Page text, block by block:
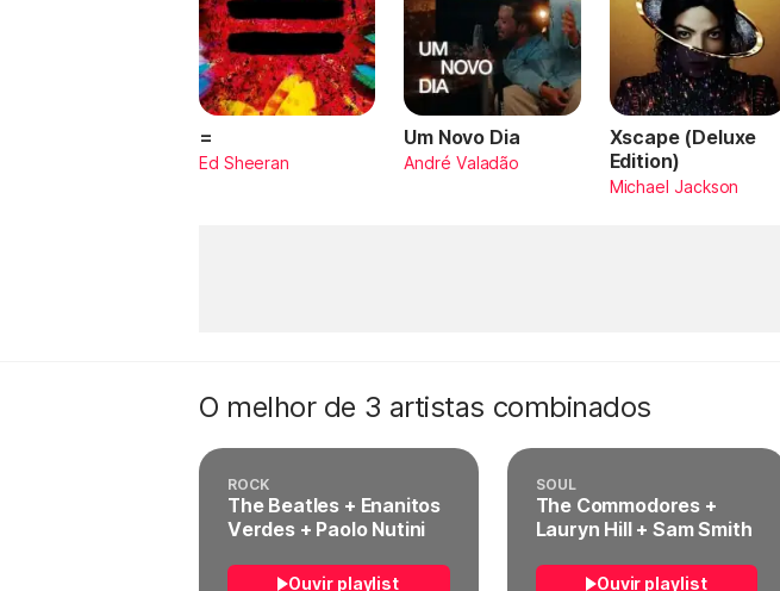
=
Ed Sheeran
Um Novo Dia
André Valadão
Xscape (Deluxe
Edition)
Michael Jackson
O melhor de 3 artistas combinados
ROCK
The Beatles + Enanitos
Verdes + Paolo Nutini
Ouvir playlist
SOUL
The Commodores +
Lauryn Hill + Sam Smith
Ouvir playlist